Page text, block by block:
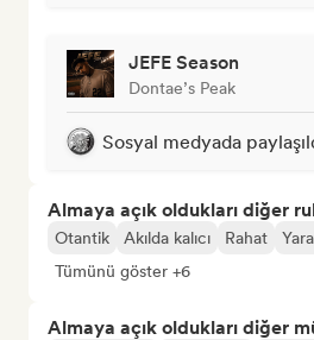
JEFE Season
Dontae’s Peak
Sosyal medyada
Almaya açık oldukları diğer
Otantik Akılda kalıcı Rahat
Tümünü göster +6
Almaya açık oldukları diğer